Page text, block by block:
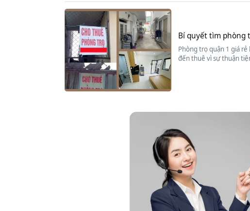
Bí quyết tìm phòng
Phòng trọ quận 1 giá
đến thuê vì sự thuận